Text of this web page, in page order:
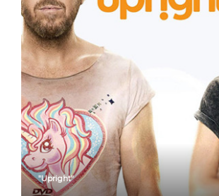
"Upright"